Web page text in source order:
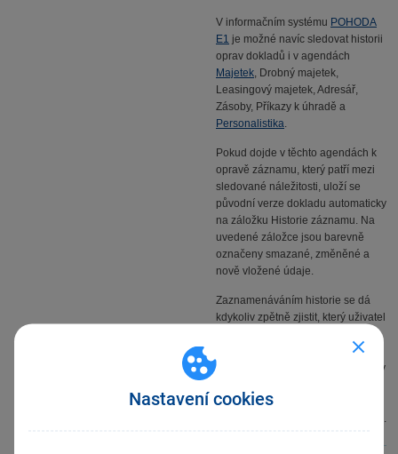
Nastavení cookies
V informačním systému POHODA
E1 je možné navíc sledovat historii
oprav dokladů i v agendách
Majetek, Drobný majetek,
Leasingový majetek, Adresář,
Zásoby, Příkazy k úhradě a
Personalistika.
Pokud dojde v těchto agendách k
opravě záznamu, který patří mezi
sledované náležitosti, uloží se
původní verze dokladu automaticky
na záložku Historie záznamu. Na
uvedené záložce jsou barevně
označeny smazané, změněné a
nově vložené údaje.
Zaznamenáváním historie se dá
kdykoliv zpětně zjistit, který uživatel
neuložil prodejku, smazal doklad
nebo dodatečně upravoval položky
odhaluje riziko možného
podvodného jednání zaměstnanců.